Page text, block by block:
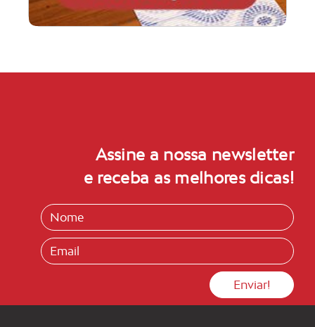
Assine a nossa newsletter
e receba as melhores dicas!